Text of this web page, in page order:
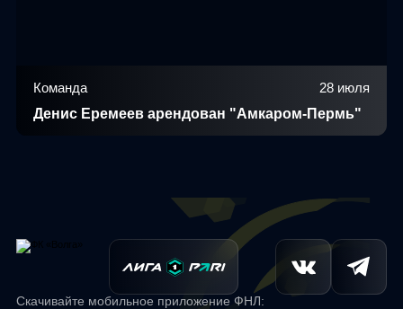
Команда 28 июля
Денис Еремеев арендован "Амкаром-Пермь"
Скачивайте мобильное приложение ФНЛ: